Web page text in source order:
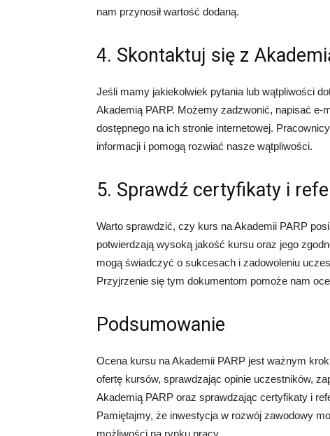
nam przynosił wartość dodaną.
4. Skontaktuj się z
Jeśli mamy jakiekolwiek pytania lub wątpliwości
Akademią PARP. Możemy zadzwonić, napisać
dostępnego na ich stronie internetowej.
informacji i pomogą rozwiać nasze wątpliwości.
5. Sprawdź certyfikaty i
Warto sprawdzić, czy kurs na Akademii PARP
potwierdzają wysoką jakość kursu oraz jego
mogą świadczyć o sukcesach i zadowoleniu
Przyjrzenie się tym dokumentom pomoże nam
Podsumowanie
Ocena kursu na Akademii PARP jest ważnym
ofertę kursów, sprawdzając opinie uczestników,
Akademią PARP oraz sprawdzając certyfikaty i
Pamiętajmy, że inwestycja w rozwój zawodowy
możliwości na rynku pracy.